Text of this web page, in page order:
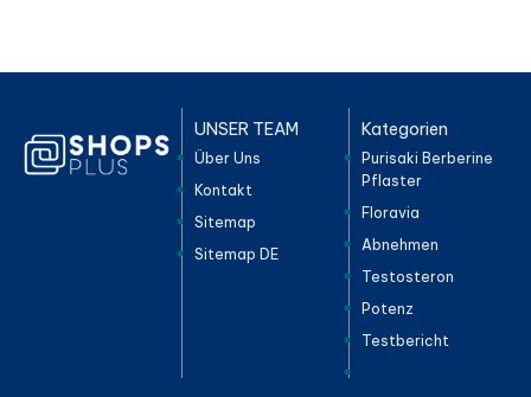
UNSER TEAM
Über Uns
Kontakt
Sitemap
Sitemap DE
Kategorien
Purisaki Berberine
Pflaster
Floravia
Abnehmen
Testosteron
Potenz
Testbericht